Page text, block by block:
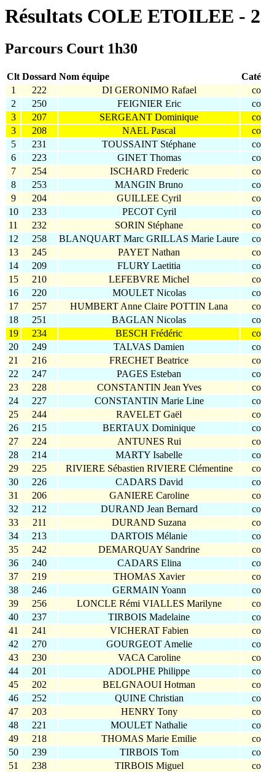
Résultats COLE ETOILEE -
Parcours Court 1h30
Clt Dossard Nom équipe
1
222 DI GERONIMO Rafael
2
250 FEIGNIER Eric
3
207 SERGEANT Dominique
3
208 NAEL Pascal
5
231 TOUSSAINT Stéphane
6
223 GINET Thomas
7
254 ISCHARD Frederic
8
253 MANGIN Bruno
9
204 GUILLEE Cyril
10
233 PECOT Cyril
11
232 SORIN Stéphane
12
258 BLANQUART Marc GRILLAS Marie Laure
13
245 PAYET Nathan
14
209 FLURY Laetitia
15
210 LEFEBVRE Michel
16
220 MOULET Nicolas
17
257 HUMBERT Anne Claire POTTIN Lana
18
251 BAGLAN Nicolas
19
234 BESCH Frédéric
20
249 TALVAS Damien
21
216 FRECHET Beatrice
22
247 PAGES Esteban
23
228 CONSTANTIN Jean Yves
24
227 CONSTANTIN Marie Line
25
244 RAVELET Gaël
26
215 BERTAUX Dominique
27
224 ANTUNES Rui
28
214 MARTY Isabelle
29
225 RIVIERE Sébastien RIVIERE Clémentine
30
226 CADARS David
31
206 GANIERE Caroline
32
212 DURAND Jean Bernard
33
211 DURAND Suzana
34
213 DARTOIS Mélanie
35
242 DEMARQUAY Sandrine
36
240 CADARS Elina
37
219 THOMAS Xavier
38
246 GERMAIN Yoann
39
256 LONCLE Rémi VIALLES Marilyne
40
237 TIRBOIS Madelaine
41
241 VICHERAT Fabien
42
270 GOURGEOT Amelie
43
230 VACA Caroline
44
201 ADOLPHE Philippe
45
202 BELGNAOUI Hotman
46
252 QUINE Christian
47
203 HENRY Tony
48
221 MOULET Nathalie
49
218 THOMAS Marie Emilie
50
239 TIRBOIS Tom
51
238 TIRBOIS Miguel